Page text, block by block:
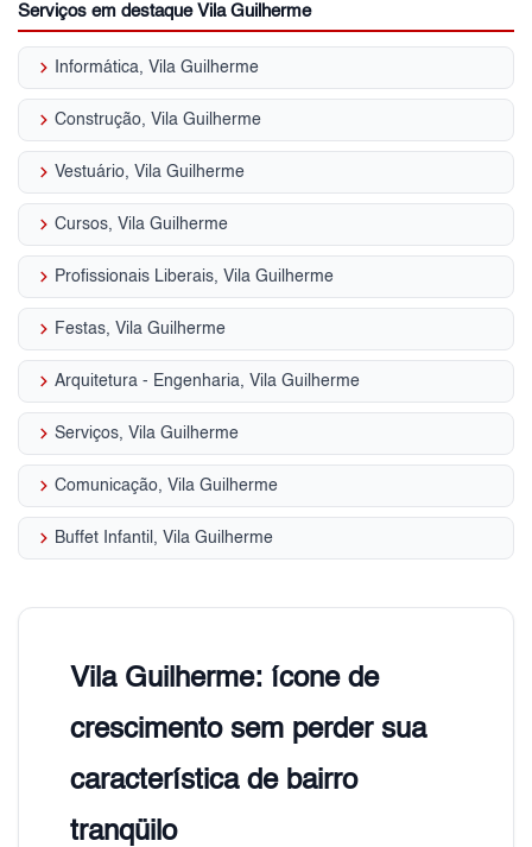
Serviços em destaque Vila Guilherme
keyboard_arrow_right Informática, Vila Guilherme
keyboard_arrow_right Construção, Vila Guilherme
keyboard_arrow_right Vestuário, Vila Guilherme
keyboard_arrow_right Cursos, Vila Guilherme
keyboard_arrow_right Profissionais Liberais, Vila Guilherme
keyboard_arrow_right Festas, Vila Guilherme
keyboard_arrow_right Arquitetura - Engenharia, Vila Guilherme
keyboard_arrow_right Serviços, Vila Guilherme
keyboard_arrow_right Comunicação, Vila Guilherme
keyboard_arrow_right Buffet Infantil, Vila Guilherme
Vila Guilherme: ícone de
crescimento sem perder sua
característica de bairro
tranqüilo